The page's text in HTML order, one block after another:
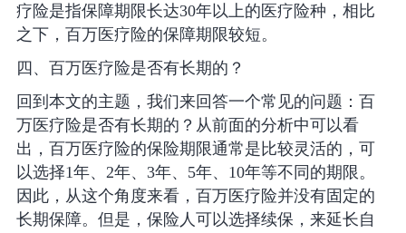
疗险是指保障期限长达30年以上的医疗险种，相比
之下，百万医疗险的保障期限较短。
四、百万医疗险是否有长期的？
回到本文的主题，我们来回答一个常见的问题：百
万医疗险是否有长期的？从前面的分析中可以看
出，百万医疗险的保险期限通常是比较灵活的，可
以选择1年、2年、3年、5年、10年等不同的期限。
因此，从这个角度来看，百万医疗险并没有固定的
长期保障。但是，保险人可以选择续保，来延长自